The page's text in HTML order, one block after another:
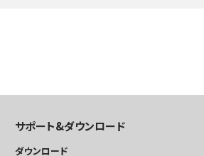
サポート&ダウンロード
ダウンロード